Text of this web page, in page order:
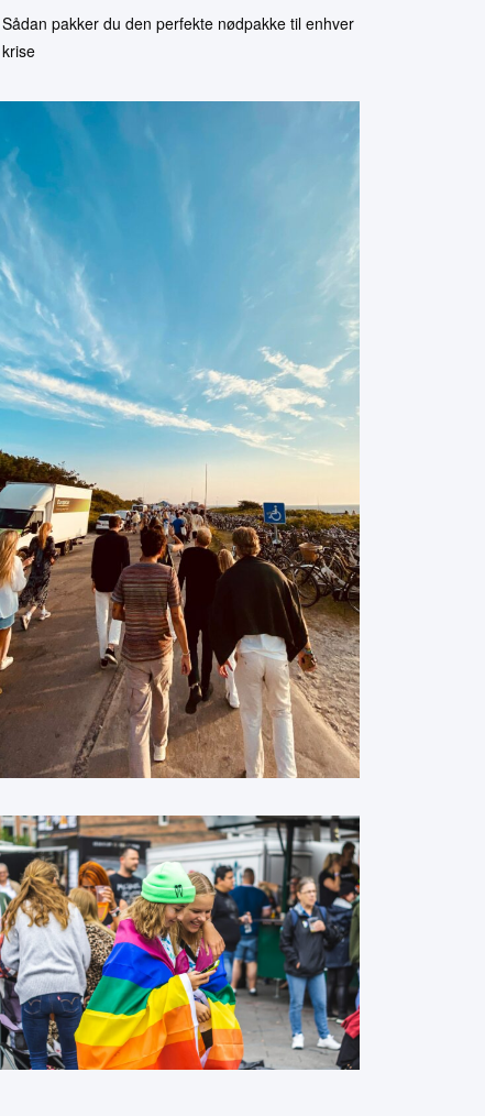
Sådan pakker du den perfekte nødpakke til enhver
krise